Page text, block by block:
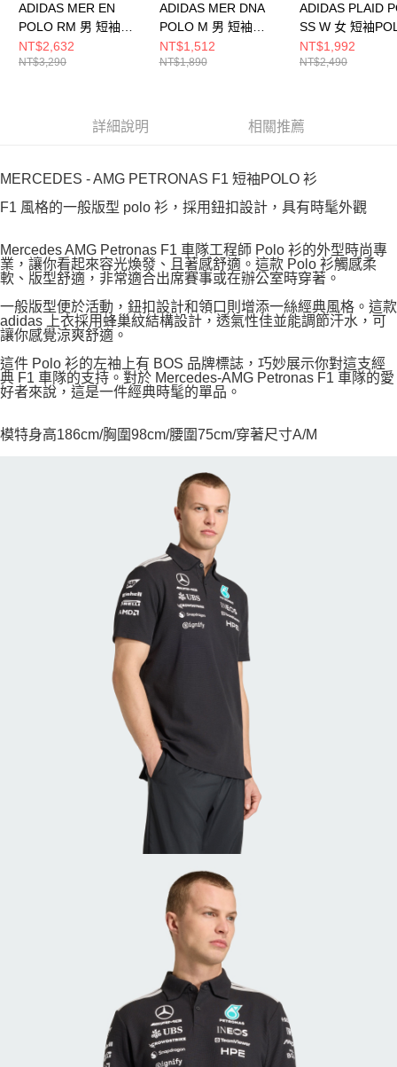
ADIDAS MER EN
POLO RM 男 短袖
POLO KE5524
NT$2,632
NT$3,290
ADIDAS MER DNA
POLO M 男 短袖
POLO KE8165
NT$1,512
NT$1,890
ADIDAS PLAID
SS W 女 短袖
KU9396
NT$1,992
NT$2,490
詳細說明 相關推薦
MERCEDES - AMG PETRONAS F1 短袖POLO 衫
F1 風格的一般版型 polo 衫，採用鈕扣設計，具有時髦外觀
Mercedes AMG Petronas F1 車隊工程師 Polo 衫的外型時尚專
業，讓你看起來容光煥發、且著感舒適。這款 Polo 衫觸感柔
軟、版型舒適，非常適合出席賽事或在辦公室時穿著。
一般版型便於活動，鈕扣設計和領口則增添一絲經典風格。這款
adidas 上衣採用蜂巢紋結構設計，透氣性佳並能調節汗水，可
讓你感覺涼爽舒適。
這件 Polo 衫的左袖上有 BOS 品牌標誌，巧妙展示你對這支經
典 F1 車隊的支持。對於 Mercedes-AMG Petronas F1 車隊的愛
好者來說，這是一件經典時髦的單品。
模特身高186cm/胸圍98cm/腰圍75cm/穿著尺寸A/M